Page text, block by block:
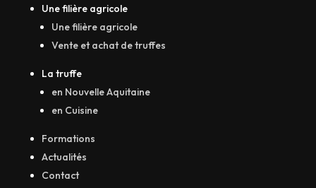
Une filière agricole
Une filière agricole
Vente et achat de truffes
La truffe
en Nouvelle Aquitaine
en Cuisine
Formations
Actualités
Contact